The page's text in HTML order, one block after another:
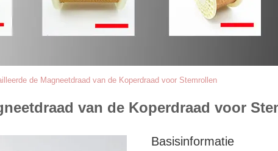
de Magneetdraad van de Koperdraad voor Stemrollen
van de Koperdraad voor
Basisinformatie